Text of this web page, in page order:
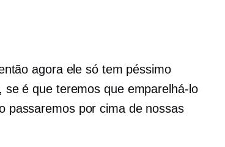
agora ele só tem péssimo
é que teremos que emparelhá-lo
passaremos por cima de nossas